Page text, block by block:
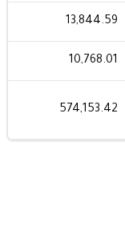
13,844.59
10,768.01
574,153.42